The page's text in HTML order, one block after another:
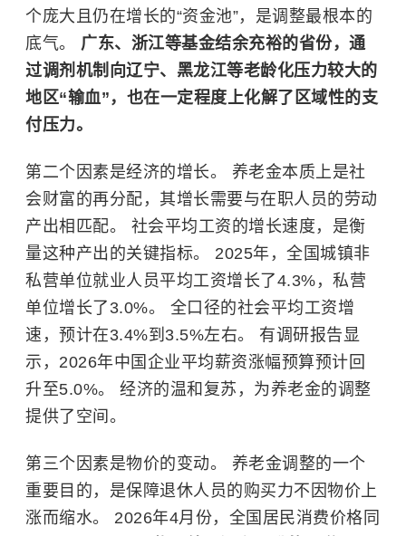
个庞大且仍在增长的“资金池”，是调整最根本的
底气。 广东、浙江等基金结余充裕的省份，通
过调剂机制向辽宁、黑龙江等老龄化压力较大的
地区“输血”，也在一定程度上化解了区域性的支
付压力。
第二个因素是经济的增长。 养老金本质上是社
会财富的再分配，其增长需要与在职人员的劳动
产出相匹配。 社会平均工资的增长速度，是衡
量这种产出的关键指标。 2025年，全国城镇非
私营单位就业人员平均工资增长了4.3%，私营
单位增长了3.0%。 全口径的社会平均工资增
速，预计在3.4%到3.5%左右。 有调研报告显
示，2026年中国企业平均薪资涨幅预算预计回
升至5.0%。 经济的温和复苏，为养老金的调整
提供了空间。
第三个因素是物价的变动。 养老金调整的一个
重要目的，是保障退休人员的购买力不因物价上
涨而缩水。 2026年4月份，全国居民消费价格同